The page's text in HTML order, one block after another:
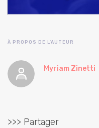
À PROPOS DE L'AUTEUR
Myriam Zinetti
>>> Partager